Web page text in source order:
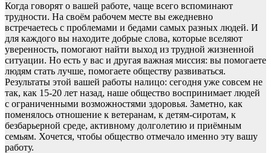
Когда говорят о вашей работе, чаще всего вспоминают
трудности. На своём рабочем месте вы ежедневно
встречаетесь с проблемами и бедами самых разных людей. И
для каждого вы находите добрые слова, которые вселяют
уверенность, помогают найти выход из трудной жизненной
ситуации. Но есть у вас и другая важная миссия: вы помогаете
людям стать лучше, помогаете обществу развиваться.
Результаты этой вашей работы налицо: сегодня уже совсем не
так, как 15-20 лет назад, наше общество воспринимает людей
с ограниченными возможностями здоровья. Заметно, как
поменялось отношение к ветеранам, к детям-сиротам, к
безбарьерной среде, активному долголетию и приёмным
семьям. Хочется, чтобы общество отмечало именно эту вашу
работу.